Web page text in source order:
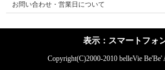
お問い合わせ・営業日について
表示：スマートフォン
Copyright(C)2000-2010 belleVie Be'Be'